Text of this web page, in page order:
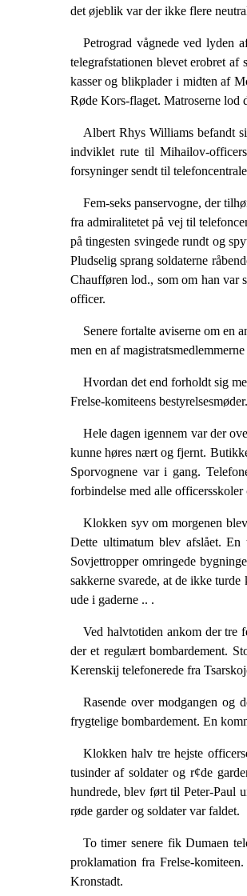
det øjeblik var der ikke flere
Petrograd vågnede ved lyden
telegrafstationen blevet erobret af
kasser og blikplader i midten af
Røde Kors-flaget. Matroserne lod
Albert Rhys Williams befandt
indviklet rute til Mihailov-
forsyninger sendt til
Fem-seks panservogne, der
fra admiralitetet på vej til
på tingesten svingede rundt og
Pludselig sprang soldaterne
Chaufføren lod., som om han var
officer.
Senere fortalte aviserne om en
men en af
Hvordan det end forholdt sig
Frelse-komiteens bestyrelsesmøder.
Hele dagen igennem var der
kunne høres nært og fjernt.
Spor­vognene var i gang.
forbindelse med alle
Klokken syv om morgenen
Dette ultimatum blev afslået.
Sovjettropper om­ringede
sakkerne svarede, at de ikke
ude i gaderne .. .
Ved halvtotiden ankom der tre
der et regulært bombardement.
Kerenskij telefonerede fra
Rasende over modgangen og
frygtelige bombardement. En
Klokken halv tre hejste
tusinder af soldater og r¢de
hundrede, blev ført til Peter-Paul
røde garder og soldater var faldet.
To timer senere fik Dumaen
proklamation fra Frelse-
Kronstadt.